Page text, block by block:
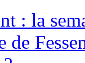
: la
de